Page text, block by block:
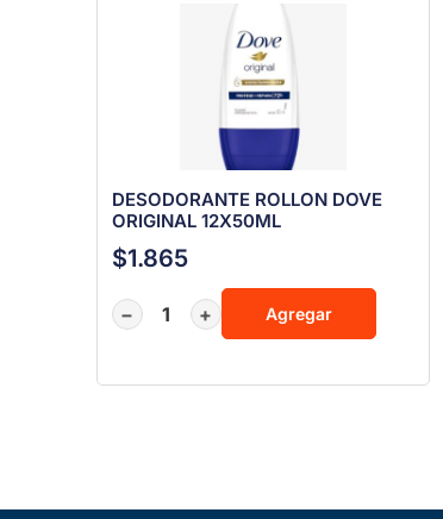
DESODORANTE ROLLON DOVE
ORIGINAL 12X50ML
$1.865
− + Agregar